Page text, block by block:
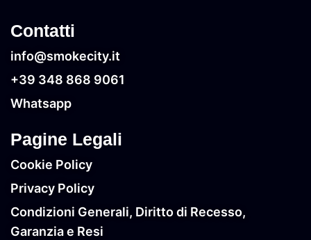
Contatti
info@smokecity.it
+39 348 868 9061
Whatsapp
Pagine Legali
Cookie Policy
Privacy Policy
Condizioni Generali, Diritto di Recesso,
Garanzia e Resi